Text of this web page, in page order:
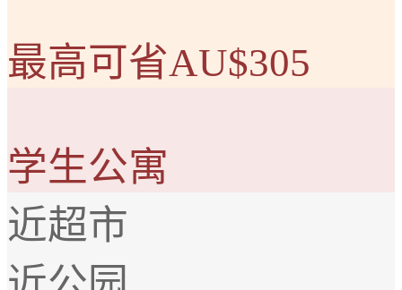
最高可省AU$305
学生公寓
近超市